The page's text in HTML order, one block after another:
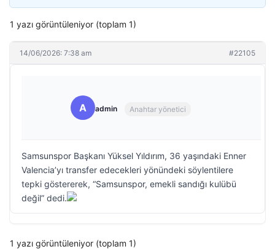
1 yazı görüntüleniyor (toplam 1)
14/06/2026: 7:38 am #22105
A admin Anahtar yönetici
Samsunspor Başkanı Yüksel Yıldırım, 36 yaşındaki Enner
Valencia’yı transfer edecekleri yönündeki söylentilere
tepki göstererek, “Samsunspor, emekli sandığı kulübü
değil” dedi.
1 yazı görüntüleniyor (toplam 1)